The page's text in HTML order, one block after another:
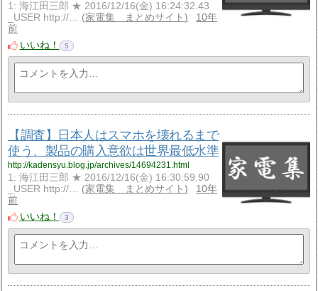
1: 海江田三郎 ★ 2016/12/16(金) 16:24:32.43
_USER http://…
家電集 まとめサイト
10年
前
いいね！
5
【調査】日本人はスマホを壊れるまで
使う、製品の購入意欲は世界最低水準
http://kadensyu.blog.jp/archives/14694231.html
1: 海江田三郎 ★ 2016/12/16(金) 16:30:59.90
_USER http://…
家電集 まとめサイト
10年
前
いいね！
3